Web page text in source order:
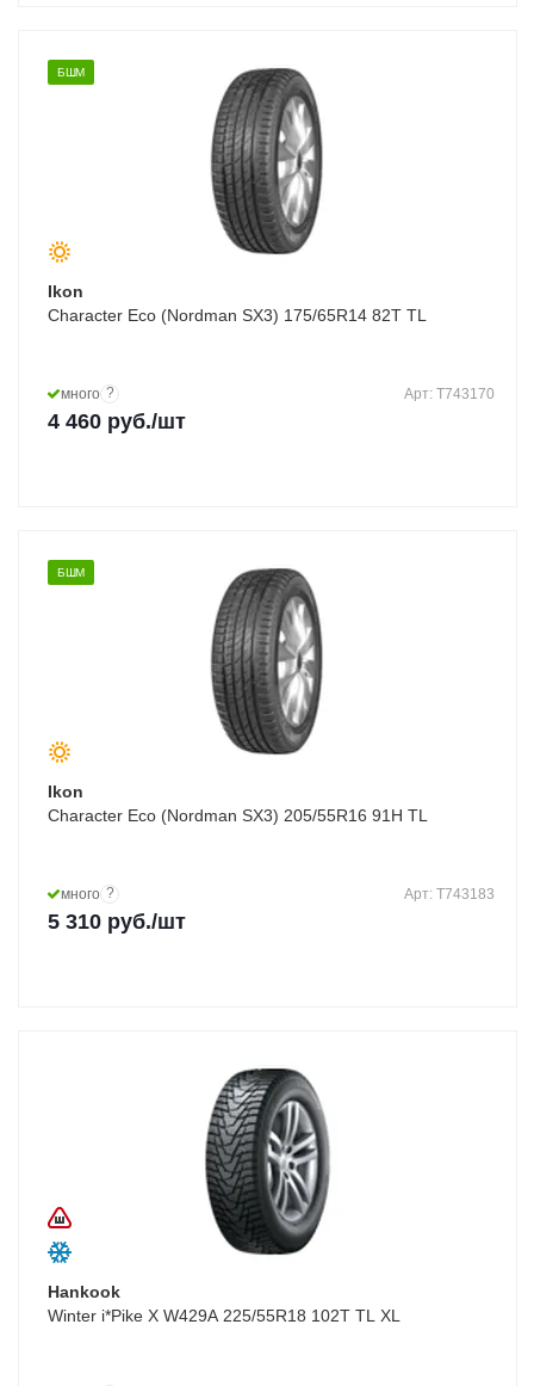
БШМ
Ikon
Character Eco (Nordman SX3) 175/65R14 82T TL
много ? Арт: T743170
4 460 руб./шт
БШМ
Ikon
Character Eco (Nordman SX3) 205/55R16 91H TL
много ? Арт: T743183
5 310 руб./шт
Hankook
Winter i*Pike X W429A 225/55R18 102T TL XL